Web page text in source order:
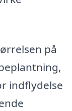
på
indflydelse